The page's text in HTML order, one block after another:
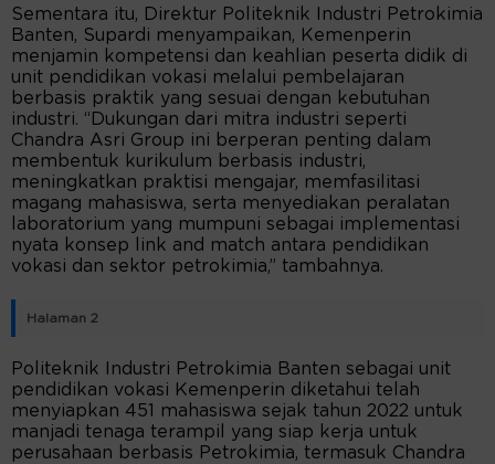
Sementara itu, Direktur Politeknik Industri Petrokimia
Banten, Supardi menyampaikan, Kemenperin
menjamin kompetensi dan keahlian peserta didik di
unit pendidikan vokasi melalui pembelajaran
berbasis praktik yang sesuai dengan kebutuhan
industri. “Dukungan dari mitra industri seperti
Chandra Asri Group ini berperan penting dalam
membentuk kurikulum berbasis industri,
meningkatkan praktisi mengajar, memfasilitasi
magang mahasiswa, serta menyediakan peralatan
laboratorium yang mumpuni sebagai implementasi
nyata konsep link and match antara pendidikan
vokasi dan sektor petrokimia,” tambahnya.
Halaman 2
Politeknik Industri Petrokimia Banten sebagai unit
pendidikan vokasi Kemenperin diketahui telah
menyiapkan 451 mahasiswa sejak tahun 2022 untuk
manjadi tenaga terampil yang siap kerja untuk
perusahaan berbasis Petrokimia, termasuk Chandra